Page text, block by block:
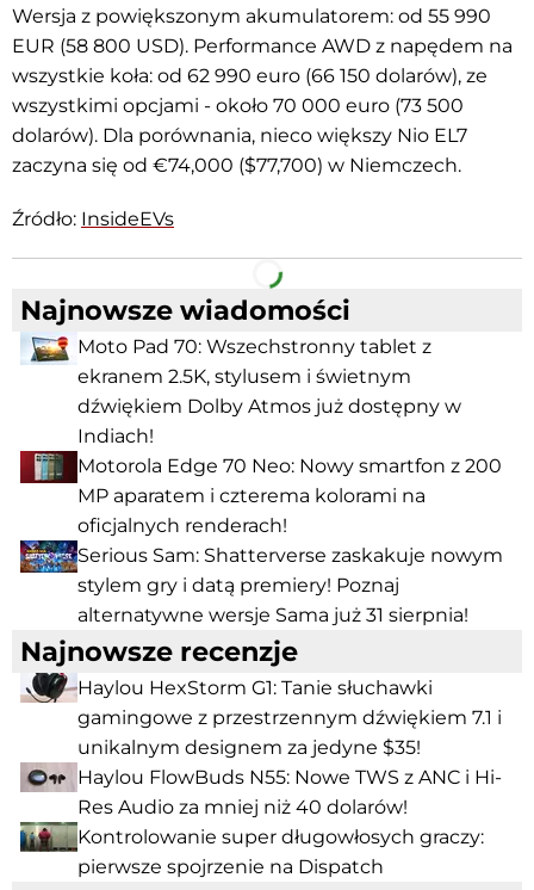
Wersja z powiększonym akumulatorem: od 55 990
EUR (58 800 USD). Performance AWD z napędem na
wszystkie koła: od 62 990 euro (66 150 dolarów), ze
wszystkimi opcjami - około 70 000 euro (73 500
dolarów). Dla porównania, nieco większy Nio EL7
zaczyna się od €74,000 ($77,700) w Niemczech.
Źródło: InsideEVs
Facebook Telegram
Najnowsze wiadomości
Moto Pad 70: Wszechstronny tablet z
ekranem 2.5K, stylusem i świetnym
dźwiękiem Dolby Atmos już dostępny w
Indiach!
Motorola Edge 70 Neo: Nowy smartfon z 200
MP aparatem i czterema kolorami na
oficjalnych renderach!
Serious Sam: Shatterverse zaskakuje nowym
stylem gry i datą premiery! Poznaj
alternatywne wersje Sama już 31 sierpnia!
Najnowsze recenzje
Haylou HexStorm G1: Tanie słuchawki
gamingowe z przestrzennym dźwiękiem 7.1 i
unikalnym designem za jedyne $35!
Haylou FlowBuds N55: Nowe TWS z ANC i Hi-
Res Audio za mniej niż 40 dolarów!
Kontrolowanie super długowłosych graczy:
pierwsze spojrzenie na Dispatch